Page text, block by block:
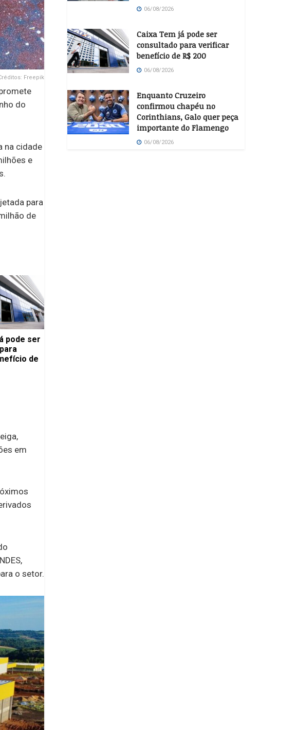
Freepik
do
na cidade
e
para
de
pode ser
de
em
o setor.
06/08/2026
Caixa Tem já pode ser
consultado para verificar
benefício de R$ 200
06/08/2026
Enquanto Cruzeiro
confirmou chapéu no
Corinthians, Galo quer peça
importante do Flamengo
06/08/2026